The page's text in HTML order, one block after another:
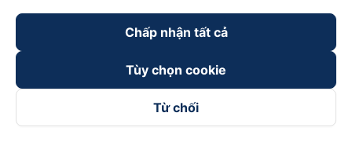
Chấp nhận tất cả
Tùy chọn cookie
Từ chối